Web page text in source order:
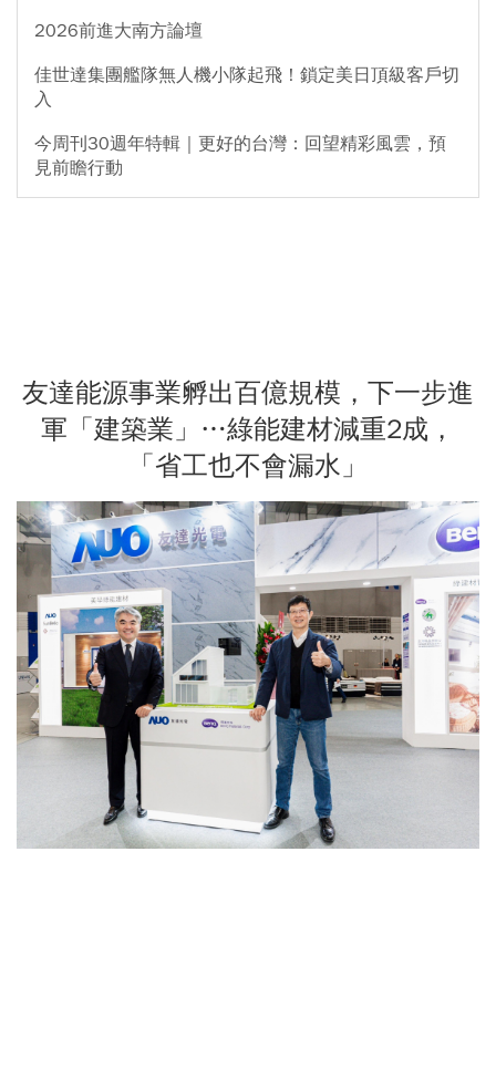
2026前進大南方論壇
佳世達集團艦隊無人機小隊起飛！鎖定美日頂級客戶切
入
今周刊30週年特輯｜更好的台灣：回望精彩風雲，預
見前瞻行動
友達能源事業孵出百億規模，下一步進
軍「建築業」…綠能建材減重2成，
「省工也不會漏水」